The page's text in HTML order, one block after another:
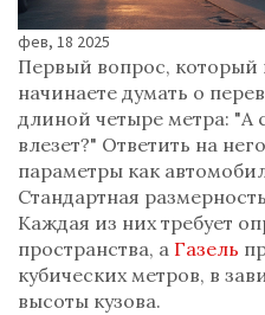
фев, 18 2025
Первый вопрос, который
начинаете думать о
длиной четыре метра: "А
влезет?" Ответить на
параметры как
Стандартная
Каждая из них требует
пространства, а Газель
кубических метров, в
высоты кузова.